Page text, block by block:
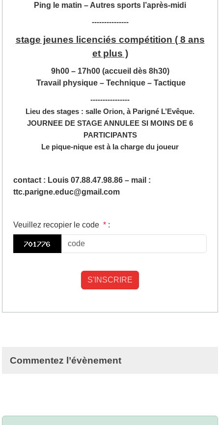
Ping le matin – Autres sports l’après-midi
---------------
stage jeunes licenciés compétition ( 8 ans
et plus )
9h00 – 17h00 (accueil dès 8h30)
Travail physique – Technique – Tactique
----------------
Lieu des stages : salle Orion, à Parigné L’Evêque.
JOURNEE DE STAGE ANNULEE SI MOINS DE 6
PARTICIPANTS
Le pique-nique est à la charge du joueur
contact : Louis 07.88.47.98.86 – mail :
ttc.parigne.educ@gmail.com
Veuillez recopier le code * :
Commentez l’évènement